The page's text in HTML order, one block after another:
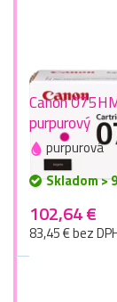
Canon
purpurový
purpurová
Skladom >
102,64 €
83,45 € bez